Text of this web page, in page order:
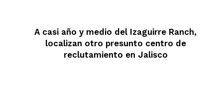
A casi año y medio del Izaguirre Ranch,
localizan otro presunto centro de
reclutamiento en Jalisco